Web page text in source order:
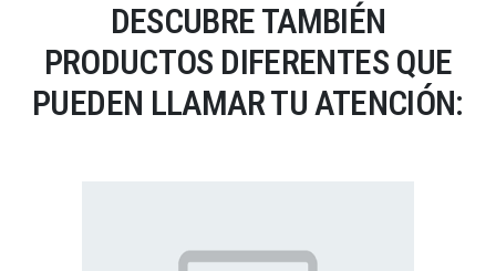
DESCUBRE TAMBIÉN
PRODUCTOS DIFERENTES QUE
PUEDEN LLAMAR TU ATENCIÓN: